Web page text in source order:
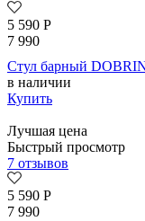
5 590 Р
7 990
Стул барный
в наличии
Купить
Лучшая цена
Быстрый просмотр
7 отзывов
5 590 Р
7 990